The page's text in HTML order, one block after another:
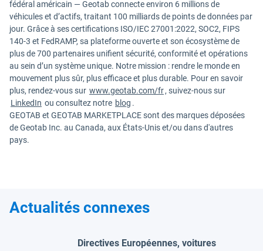
fédéral américain — Geotab connecte environ 6 millions de
véhicules et d’actifs, traitant 100 milliards de points de données par
jour. Grâce à ses certifications ISO/IEC 27001:2022, SOC2, FIPS
140-3 et FedRAMP, sa plateforme ouverte et son écosystème de
plus de 700 partenaires unifient sécurité, conformité et opérations
au sein d’un système unique. Notre mission : rendre le monde en
mouvement plus sûr, plus efficace et plus durable. Pour en savoir
plus, rendez-vous sur www.geotab.com/fr, suivez-nous sur
LinkedIn ou consultez notre blog .
GEOTAB et GEOTAB MARKETPLACE sont des marques déposées
de Geotab Inc. au Canada, aux États-Unis et/ou dans d'autres
pays.
Actualités connexes
Directives Européennes, voitures